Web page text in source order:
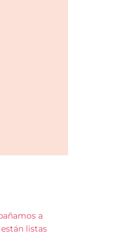
a
listas